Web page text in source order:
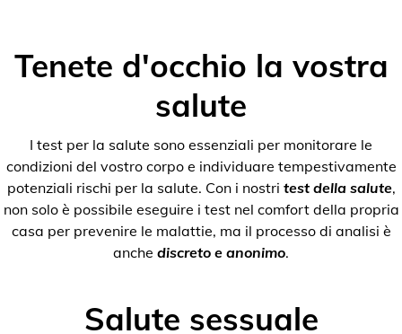
Tenete d'occhio la vostra
salute
I test per la salute sono essenziali per monitorare le
condizioni del vostro corpo e individuare tempestivamente
potenziali rischi per la salute. Con i nostri test della salute,
non solo è possibile eseguire i test nel comfort della propria
casa per prevenire le malattie, ma il processo di analisi è
anche discreto e anonimo.
Salute sessuale